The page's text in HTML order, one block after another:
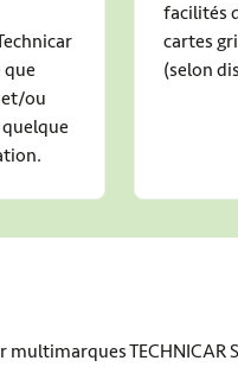
que
ou
quelque
facilités
cartes
(selon
TECHNICAR